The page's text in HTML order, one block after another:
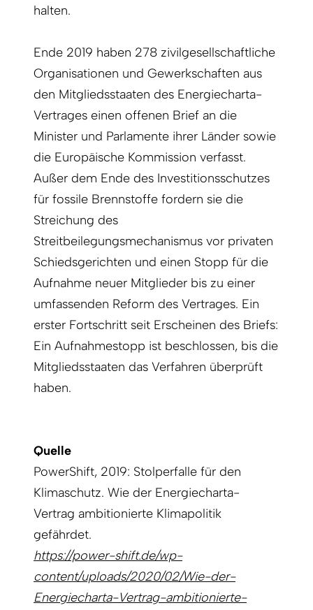
halten.
Ende 2019 haben 278 zivilgesellschaftliche
Organisationen und Gewerkschaften aus
den Mitgliedsstaaten des Energiecharta-
Vertrages einen offenen Brief an die
Minister und Parlamente ihrer Länder sowie
die Europäische Kommission verfasst.
Außer dem Ende des Investitionsschutzes
für fossile Brennstoffe fordern sie die
Streichung des
Streitbeilegungsmechanismus vor privaten
Schiedsgerichten und einen Stopp für die
Aufnahme neuer Mitglieder bis zu einer
umfassenden Reform des Vertrages. Ein
erster Fortschritt seit Erscheinen des Briefs:
Ein Aufnahmestopp ist beschlossen, bis die
Mitgliedsstaaten das Verfahren überprüft
haben.
Quelle
PowerShift, 2019: Stolperfalle für den
Klimaschutz. Wie der Energiecharta-
Vertrag ambitionierte Klimapolitik
gefährdet.
https://power-shift.de/wp-
content/uploads/2020/02/Wie-der-
Energiecharta-Vertrag-ambitionierte-